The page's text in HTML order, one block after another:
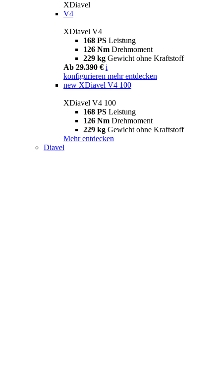
XDiavel
V4
XDiavel V4
168 PS Leistung
126 Nm Drehmoment
229 kg Gewicht ohne Kraftstoff
Ab 29.390 € i
konfigurieren mehr entdecken
new XDiavel V4 100
XDiavel V4 100
168 PS Leistung
126 Nm Drehmoment
229 kg Gewicht ohne Kraftstoff
Mehr entdecken
Diavel